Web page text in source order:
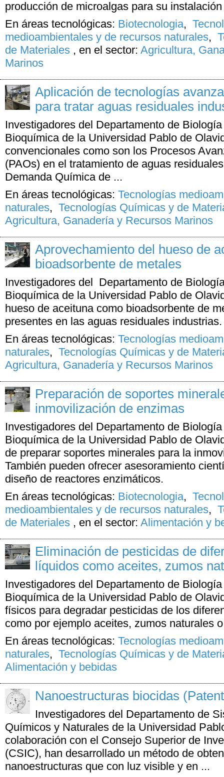
producción de microalgas para su
En áreas tecnológicas: Biotecnologia,
medioambientales y de recursos naturales,
de Materiales , en el sector: Agricultura,
Marinos
Aplicación de tecnologías
para tratar aguas residuales
Investigadores del Departamento de
Bioquímica de la Universidad Pablo de
convencionales como son los Procesos
(PAOs) en el tratamiento de aguas
Demanda Química de ...
En áreas tecnológicas: Tecnologías
naturales, Tecnologías Químicas y de
Agricultura, Ganadería y Recursos Marinos
Aprovechamiento del hueso de
bioadsorbente de metales
Investigadores del Departamento de
Bioquímica de la Universidad Pablo de
hueso de aceituna como bioadsorbente de
presentes en las aguas residuales
En áreas tecnológicas: Tecnologías
naturales, Tecnologías Químicas y de
Agricultura, Ganadería y Recursos Marinos
Preparación de soportes
inmovilización de enzimas
Investigadores del Departamento de
Bioquímica de la Universidad Pablo de
de preparar soportes minerales para la
También pueden ofrecer asesoramiento
diseño de reactores enzimáticos.
En áreas tecnológicas: Biotecnologia,
medioambientales y de recursos naturales,
de Materiales , en el sector: Alimentación y
Eliminación de pesticidas de
líquidos como aceites, zumos
Investigadores del Departamento de
Bioquímica de la Universidad Pablo de
físicos para degradar pesticidas de los
como por ejemplo aceites, zumos naturales
En áreas tecnológicas: Tecnologías
naturales, Tecnologías Químicas y de
Alimentación y bebidas
Nanoestructuras biocidas
Investigadores del Departamento de
Químicos y Naturales de la Universidad
colaboración con el Consejo Superior de
(CSIC), han desarrollado un método de
nanoestructuras que con luz visible y en ...